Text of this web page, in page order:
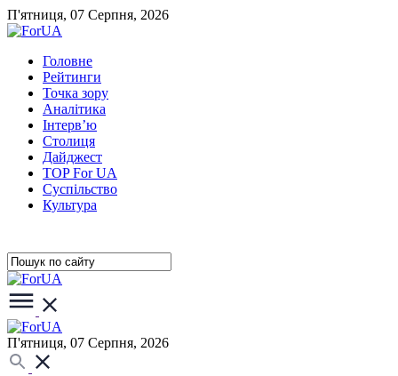
П'ятниця, 07 Серпня, 2026
Головне
Рейтинги
Точка зору
Аналітика
Інтерв’ю
Столиця
Дайджест
TOP For UA
Суспiльство
Культура
П'ятниця, 07 Серпня, 2026